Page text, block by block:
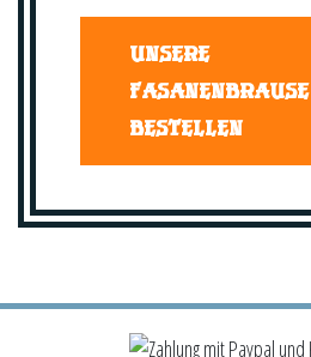
UNSERE
FASANENBRAUSE
BESTELLEN